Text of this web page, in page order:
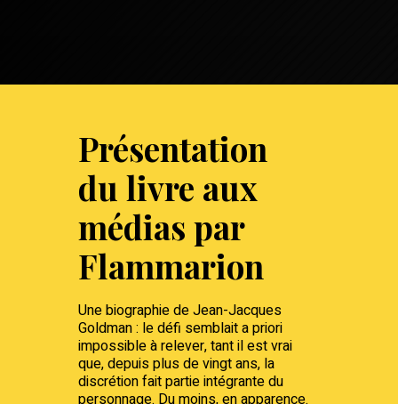
Présentation
du livre aux
médias par
Flammarion
Une biographie de Jean-Jacques
Goldman : le défi semblait a priori
impossible à relever, tant il est vrai
que, depuis plus de vingt ans, la
discrétion fait partie intégrante du